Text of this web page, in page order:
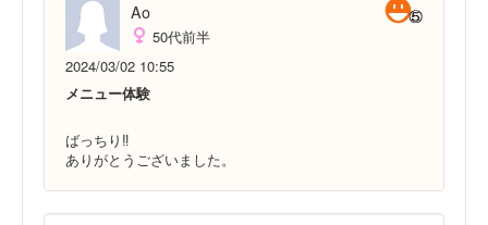
Ao
50代前半
2024/03/02 10:55
メニュー体験
ばっちり‼️
ありがとうございました。